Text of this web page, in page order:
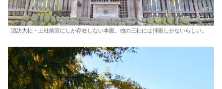
諏訪大社・上社前宮にしか存在しない本殿。他の三社には拝殿しかないらしい。